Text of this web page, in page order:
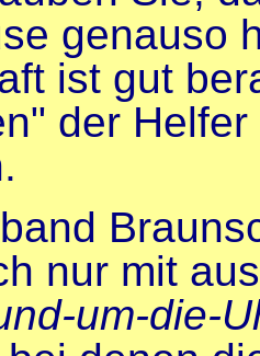
genauso
ist gut
der
nur mit
um-die-